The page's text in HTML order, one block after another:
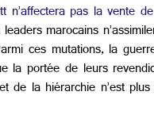
n’affectera pas la vente
marocains
ces mutations, la
la portée de leurs
de la hiérarchie n’est